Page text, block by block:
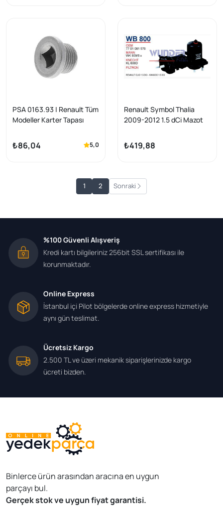
PSA 0163.93 | Renault Tüm
Modeller Karter Tapası
₺86,04 5,0
Renault Symbol Thalia
2009-2012 1.5 dCi Mazot
₺419,88
1 2 Sonraki
%100 Güvenli Alışveriş
Kredi kartı bilgileriniz 256bit SSL sertifikası ile
korunmaktadır.
Online Express
İstanbul içi Pilot bölgelerde online express hizmetiyle
aynı gün teslimat.
Ücretsiz Kargo
2.500 TL ve üzeri mekanik siparişlerinizde kargo
ücreti bizden.
Binlerce ürün arasından aracına en uygun
parçayı bul.
Gerçek stok ve uygun fiyat garantisi.